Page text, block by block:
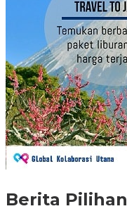
Berita Pilihan